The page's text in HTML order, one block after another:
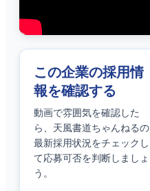
この企業の採用情
報を確認する
動画で雰囲気を確認した
ら、 天風書道ちゃんねるの
最新採用状況をチェックし
て応募可否を判断しましょ
う。